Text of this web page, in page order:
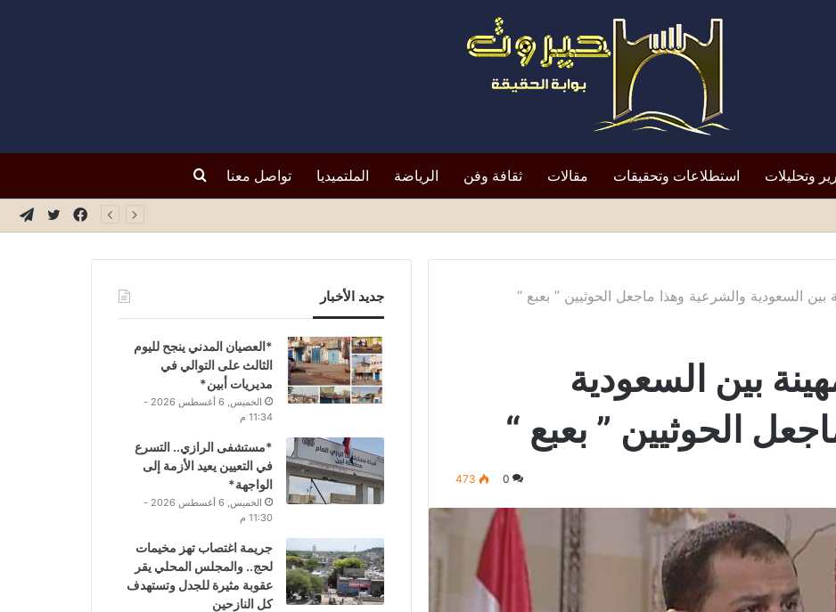
وتحليلات استطلاعات وتحقيقات مقالات ثقافة وفن الرياضة الملتميديا تواصل معنا بحث
في التعيين يعيد الأزمة إلى الواجهة* تويتر
فيسبوك
بين السعودية والشرعية وهذا ماجعل الحوثيين ” بعبع “
بين السعودية
الحوثيين ” بعبع “
0
473
جديد الأخبار
*العصيان المدني ينجح لليوم
الثالث على التوالي في
مديريات أبين*
الخميس, 6 أغسطس 2026 -
11:34 م
*مستشفى الرازي.. التسرع
في التعيين يعيد الأزمة إلى
الواجهة*
الخميس, 6 أغسطس 2026 -
11:30 م
جريمة اغتصاب تهز مخيمات
لحج.. والمجلس المحلي يقر
عقوبة مثيرة للجدل وتستهدف
كل النازحين